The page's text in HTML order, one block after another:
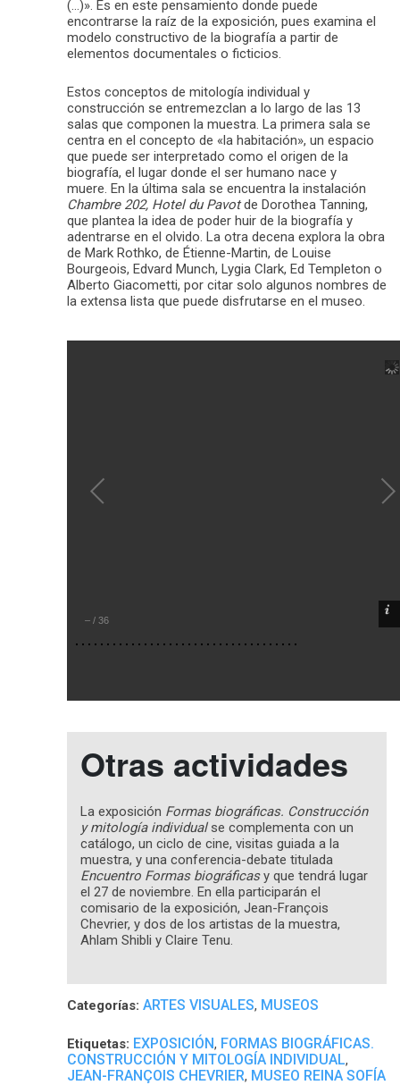
(…)». Es en este pensamiento donde puede
encontrarse la raíz de la exposición, pues examina el
modelo constructivo de la biografía a partir de
elementos documentales o ficticios.
Estos conceptos de mitología individual y
construcción se entremezclan a lo largo de las 13
salas que componen la muestra. La primera sala se
centra en el concepto de «la habitación», un espacio
que puede ser interpretado como el origen de la
biografía, el lugar donde el ser humano nace y
muere. En la última sala se encuentra la instalación
Chambre 202, Hotel du Pavotde Dorothea Tanning,
que plantea la idea de poder huir de la biografía y
adentrarse en el olvido. La otra decena explora la obra
de Mark Rothko, de Étienne-Martin, de Louise
Bourgeois, Edvard Munch, Lygia Clark, Ed Templeton o
Alberto Giacometti, por citar solo algunos nombres de
la extensa lista que puede disfrutarse en el museo.
– / 36
Otras actividades
La exposición Formas biográficas. Construcción
y mitología individualse complementa con un
catálogo, un ciclo de cine, visitas guiada a la
muestra, y una conferencia-debate titulada
Encuentro Formas biográficasy que tendrá lugar
el 27 de noviembre. En ella participarán el
comisario de la exposición, Jean-François
Chevrier, y dos de los artistas de la muestra,
Ahlam Shibli y Claire Tenu.
Categorías: ARTES VISUALES, MUSEOS
Etiquetas: EXPOSICIÓN, FORMAS BIOGRÁFICAS.
CONSTRUCCIÓN Y MITOLOGÍA INDIVIDUAL,
JEAN-FRANÇOIS CHEVRIER, MUSEO REINA SOFÍA